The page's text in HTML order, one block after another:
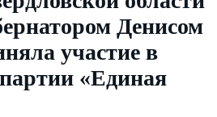
Денисом
участие в
«Единая